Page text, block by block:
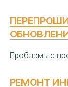
Проблемы с
РЕМОНТ
детали
Профильное
Ежегодное
устройств